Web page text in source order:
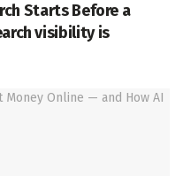
Starts Before a
visibility is